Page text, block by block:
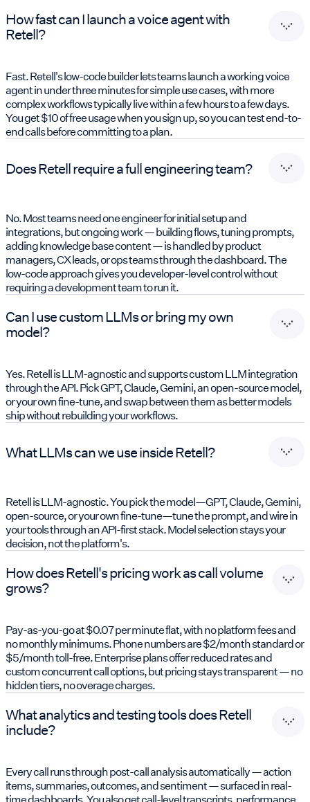
How fast can I launch a voice agent with
Retell?
Fast. Retell's low-code builder lets teams launch a working voice
agent in under three minutes for simple use cases, with more
complex workflows typically live within a few hours to a few days.
You get $10 of free usage when you sign up, so you can test end-to-
end calls before committing to a plan.
Does Retell require a full engineering team?
No. Most teams need one engineer for initial setup and
integrations, but ongoing work — building flows, tuning prompts,
adding knowledge base content — is handled by product
managers, CX leads, or ops teams through the dashboard. The
low-code approach gives you developer-level control without
requiring a development team to run it.
Can I use custom LLMs or bring my own
model?
Yes. Retell is LLM-agnostic and supports custom LLM integration
through the API. Pick GPT, Claude, Gemini, an open-source model,
or your own fine-tune, and swap between them as better models
ship without rebuilding your workflows.
What LLMs can we use inside Retell?
Retell is LLM-agnostic. You pick the model—GPT, Claude, Gemini,
open-source, or your own fine-tune—tune the prompt, and wire in
your tools through an API-first stack. Model selection stays your
decision, not the platform's.
How does Retell's pricing work as call volume
grows?
Pay-as-you-go at $0.07 per minute flat, with no platform fees and
no monthly minimums. Phone numbers are $2/month standard or
$5/month toll-free. Enterprise plans offer reduced rates and
custom concurrent call options, but pricing stays transparent — no
hidden tiers, no overage charges.
What analytics and testing tools does Retell
include?
Every call runs through post-call analysis automatically — action
items, summaries, outcomes, and sentiment — surfaced in real-
time dashboards. You also get call-level transcripts, performance